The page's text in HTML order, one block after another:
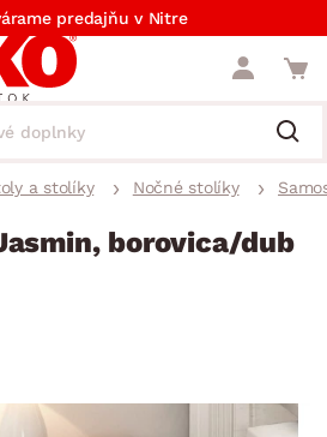
predajňu v Nitre
a stolíky Nočné stolíky
borovica/dub